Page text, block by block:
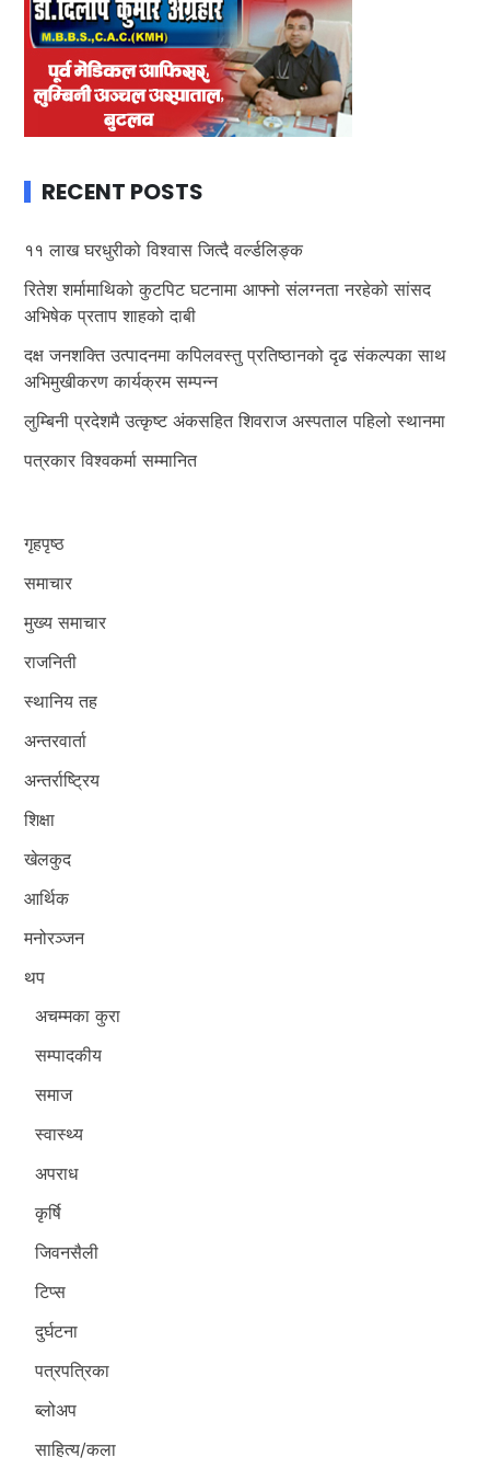
RECENT POSTS
११ लाख घरधुरीको विश्वास जित्दै वर्ल्डलिङ्क
रितेश शर्मामाथिको कुटपिट घटनामा आफ्नो संलग्नता नरहेको सांसद
अभिषेक प्रताप शाहको दाबी
दक्ष जनशक्ति उत्पादनमा कपिलवस्तु प्रतिष्ठानको दृढ संकल्पका साथ
अभिमुखीकरण कार्यक्रम सम्पन्न
लुम्बिनी प्रदेशमै उत्कृष्ट अंकसहित शिवराज अस्पताल पहिलो स्थानमा
पत्रकार विश्वकर्मा सम्मानित
गृहपृष्ठ
समाचार
मुख्य समाचार
राजनिती
स्थानिय तह
अन्तरवार्ता
अन्तर्राष्ट्रिय
शिक्षा
खेलकुद
आर्थिक
मनोरञ्जन
थप
अचम्मका कुरा
सम्पादकीय
समाज
स्वास्थ्य
अपराध
कृर्षि
जिवनसैली
टिप्स
दुर्घटना
पत्रपत्रिका
ब्लोअप
साहित्य/कला